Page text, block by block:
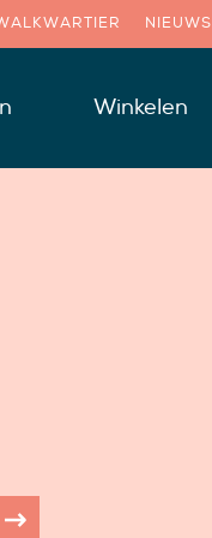
Winkelen
NIEUWS